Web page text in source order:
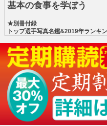
基本の食事を学ぼう
★別冊付録
トップ選手写真名鑑&2019年ランキ